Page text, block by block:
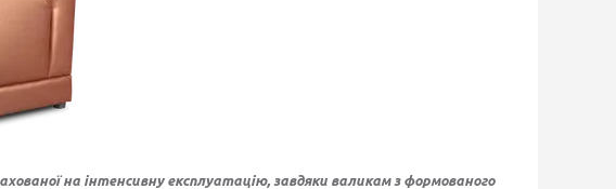
на інтенсивну експлуатацію, завдяки валикам з формованого